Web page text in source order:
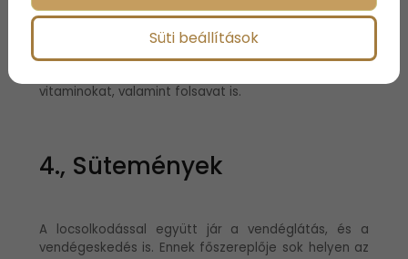
A tojás az élet és az újjászületés jelképeként kerül az
asztalokra mindenhol, és az egyik legfontosabb
fehérjeforrásunk is. Ezen kívül vitamintartalma is
vitaminokat, valamint folsavat is.
4., Sütemények
A locsolkodással együtt jár a vendéglátás, és a
vendégeskedés is. Ennek főszereplője sok helyen az
Süti beállítások